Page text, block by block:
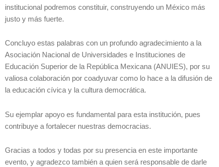
institucional podremos constituir, construyendo un México más
justo y más fuerte.
Concluyo estas palabras con un profundo agradecimiento a la
Asociación Nacional de Universidades e Instituciones de
Educación Superior de la República Mexicana (ANUIES), por su
valiosa colaboración por coadyuvar como lo hace a la difusión de
la educación cívica y la cultura democrática.
Su ejemplar apoyo es fundamental para esta institución, pues
contribuye a fortalecer nuestras democracias.
Gracias a todos y todas por su presencia en este importante
evento, y agradezco también a quien será responsable de darle